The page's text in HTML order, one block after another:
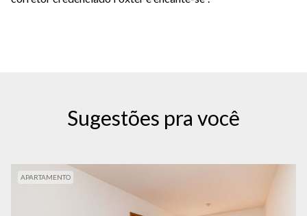
Sugestões pra você
APARTAMENTO